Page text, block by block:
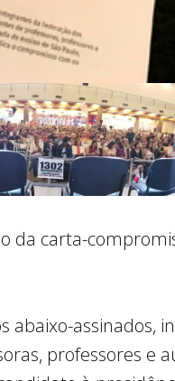
da carta-
abaixo-assinados,
professores e